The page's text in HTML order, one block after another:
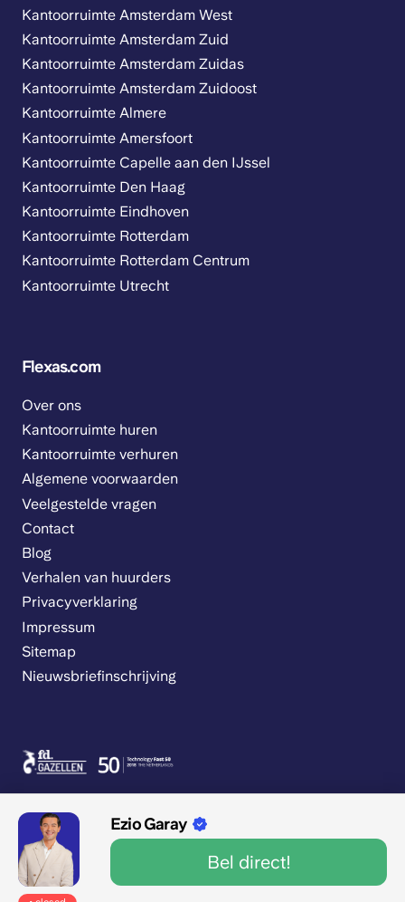
Ezio Garay
Bel direct!
Kantoorruimte Amsterdam West
Kantoorruimte Amsterdam Zuid
Kantoorruimte Amsterdam Zuidas
Kantoorruimte Amsterdam Zuidoost
Kantoorruimte Almere
Kantoorruimte Amersfoort
Kantoorruimte Capelle aan den IJssel
Kantoorruimte Den Haag
Kantoorruimte Eindhoven
Kantoorruimte Rotterdam
Kantoorruimte Rotterdam Centrum
Kantoorruimte Utrecht
Flexas.com
Over ons
Kantoorruimte huren
Kantoorruimte verhuren
Algemene voorwaarden
Veelgestelde vragen
Contact
Blog
Verhalen van huurders
Privacyverklaring
Impressum
Sitemap
Nieuwsbriefinschrijving
9.1/10 1545 beoordelingen